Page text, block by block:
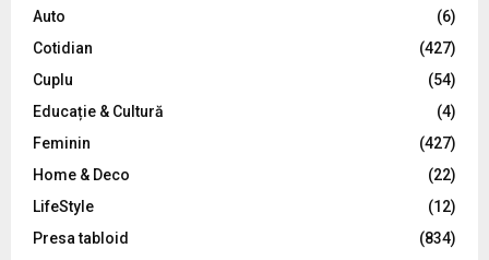
o
:
C
Auto
(6)
Cotidian
(427)
Cuplu
(54)
Educație & Cultură
(4)
Feminin
(427)
Home & Deco
(22)
LifeStyle
(12)
Presa tabloid
(834)